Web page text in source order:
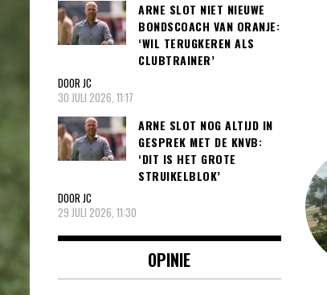
ARNE SLOT NIET NIEUWE
BONDSCOACH VAN ORANJE:
‘WIL TERUGKEREN ALS
CLUBTRAINER’
DOOR JC
30 JULI 2026, 11:17
ARNE SLOT NOG ALTIJD IN
GESPREK MET DE KNVB:
‘DIT IS HET GROTE
STRUIKELBLOK’
DOOR JC
29 JULI 2026, 11:30
OPINIE